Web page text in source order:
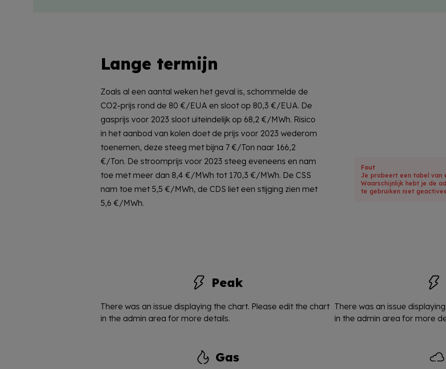
Lange termijn
Zoals al een aantal weken het geval is, schommelde de
CO2-prijs rond de 80 €/EUA en sloot op 80,3 €/EUA. De
gasprijs voor 2023 sloot uiteindelijk op 68,2 €/MWh. Risico
in het aanbod van kolen doet de prijs voor 2023 wederom
toenemen, deze steeg met bijna 7 €/Ton naar 166,2
€/Ton. De stroomprijs voor 2023 steeg eveneens en nam
toe met meer dan 8,4 €/MWh tot 170,3 €/MWh. De CSS
nam toe met 5,5 €/MWh, de CDS liet een stijging zien met
5,6 €/MWh.
Fout
Je probeert een tabel van
Waarschijnlijk hebt je de
te gebruiken niet
Peak
There was an issue displaying the chart. Please edit the chart
in the admin area for more details.
There was an issue
in the admin area for more
Gas